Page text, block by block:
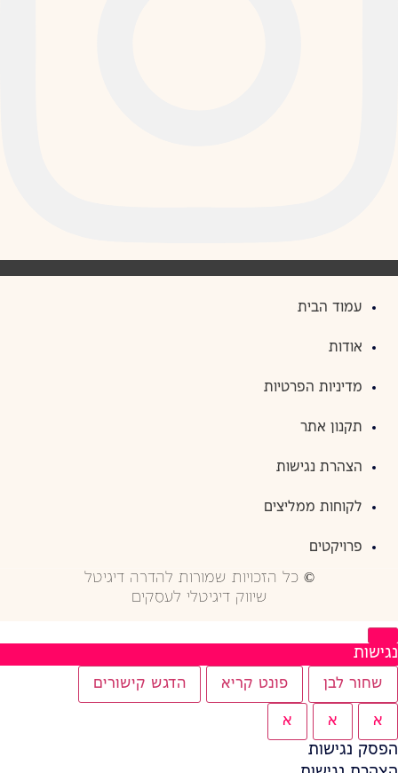
עמוד הבית
אודות
מדיניות הפרטיות
תקנון אתר
הצהרת נגישות
לקוחות ממליצים
פרויקטים
© כל הזכויות שמורות להדרה דיגיטל
שיווק דיגיטלי לעסקים
נגישות
שחור לבן
פונט קריא הדגש קישורים
א א
א
הפסק נגישות